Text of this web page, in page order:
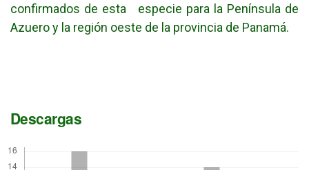
confirmados de esta especie para la Península de
Azuero y la región oeste de la provincia de Panamá.
Descargas